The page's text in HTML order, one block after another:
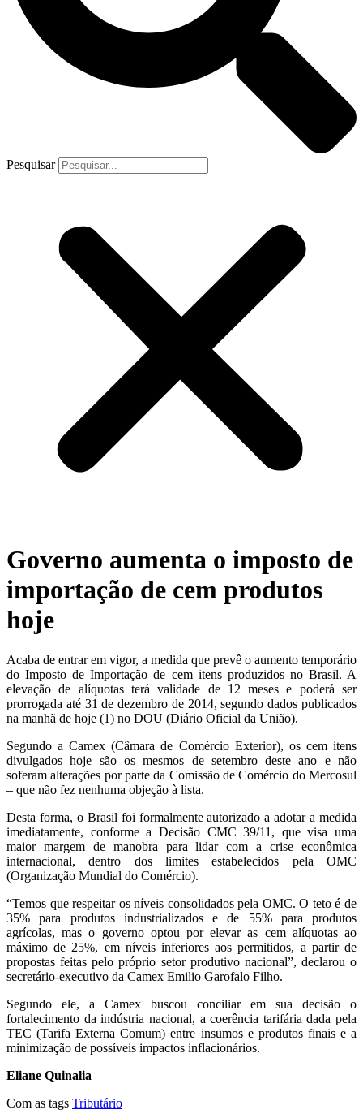
Pesquisar
Governo aumenta o imposto de
importação de cem produtos
hoje
Acaba de entrar em vigor, a medida que prevê o aumento temporário
do Imposto de Importação de cem itens produzidos no Brasil. A
elevação de alíquotas terá validade de 12 meses e poderá ser
prorrogada até 31 de dezembro de 2014, segundo dados publicados
na manhã de hoje (1) no DOU (Diário Oficial da União).
Segundo a Camex (Câmara de Comércio Exterior), os cem itens
divulgados hoje são os mesmos de setembro deste ano e não
soferam alterações por parte da Comissão de Comércio do Mercosul
– que não fez nenhuma objeção à lista.
Desta forma, o Brasil foi formalmente autorizado a adotar a medida
imediatamente, conforme a Decisão CMC 39/11, que visa uma
maior margem de manobra para lidar com a crise econômica
internacional, dentro dos limites estabelecidos pela OMC
(Organização Mundial do Comércio).
“Temos que respeitar os níveis consolidados pela OMC. O teto é de
35% para produtos industrializados e de 55% para produtos
agrícolas, mas o governo optou por elevar as cem alíquotas ao
máximo de 25%, em níveis inferiores aos permitidos, a partir de
propostas feitas pelo próprio setor produtivo nacional”, declarou o
secretário-executivo da Camex Emilio Garofalo Filho.
Segundo ele, a Camex buscou conciliar em sua decisão o
fortalecimento da indústria nacional, a coerência tarifária dada pela
TEC (Tarifa Externa Comum) entre insumos e produtos finais e a
minimização de possíveis impactos inflacionários.
Eliane Quinalia
Com as tags Tributário